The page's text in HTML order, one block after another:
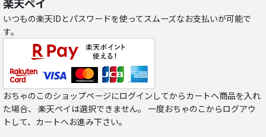
いつもの楽天IDとパスワードを使ってスムーズなお支払いが可能で
す。
おちゃのこのショップページにログインしてからカートへ商品を入れ
た場合、 楽天ペイは選択できません。 一度おちゃのこからログアウ
トして、カートへお進み下さい。